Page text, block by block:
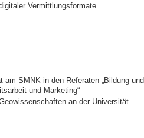
Vermittlungsformate
SMNK in den Referaten „Bildung und
und Marketing“
an der Universität